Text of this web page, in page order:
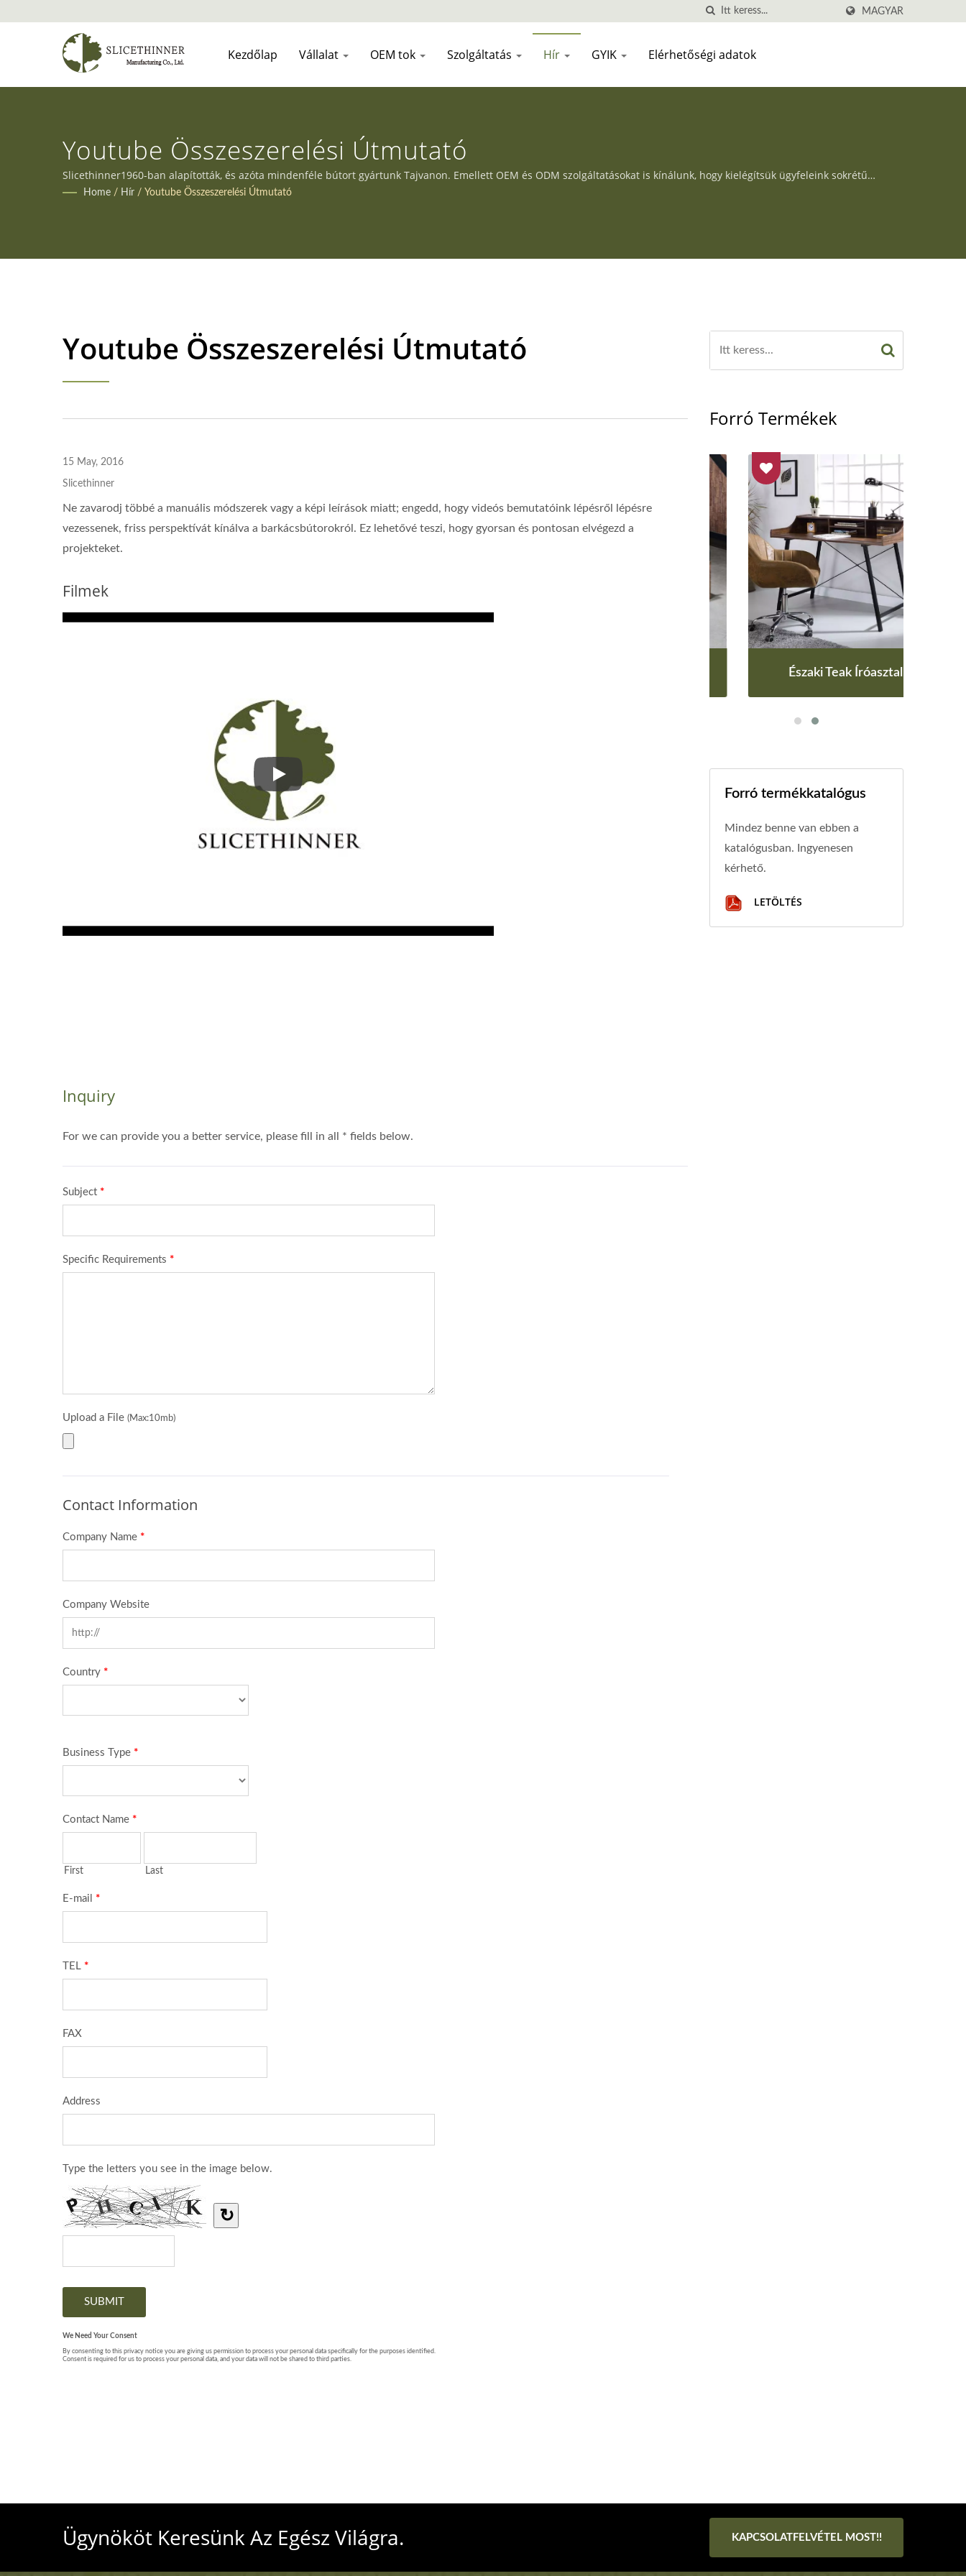
MAGYAR
Kezdőlap Vállalat OEM tok Szolgáltatás Hír GYIK Elérhetőségi adatok
Youtube Összeszerelési Útmutató
Slicethinner1960-ban alapították, és azóta mindenféle bútort gyártunk Tajvanon. Emellett OEM és ODM szolgáltatásokat is kínálunk, hogy kielégítsük ügyfeleink sokrétű
igényeit.
Home / Hír / Youtube Összeszerelési Útmutató
Youtube Összeszerelési Útmutató
15 May, 2016
Slicethinner
Ne zavarodj többé a manuális módszerek vagy a képi leírások miatt; engedd, hogy videós bemutatóink lépésről lépésre
vezessenek, friss perspektívát kínálva a barkácsbútorokról. Ez lehetővé teszi, hogy gyorsan és pontosan elvégezd a
projekteket.
Filmek
Youtube összeszerelési útmutató
Forró Termékek
Északi Teak Íróasztal
Forró termékkatalógus
Mindez benne van ebben a
katalógusban. Ingyenesen
kérhető.
LETÖLTÉS
Ügynököt Keresünk Az Egész Világra. KAPCSOLATFELVÉTEL MOST!!